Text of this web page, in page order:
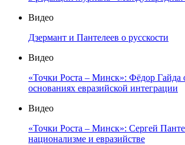
Видео
Дзермант и Пантелеев о русскости
Видео
«Точки Роста – Минск»: Фёдор Гайда
основаниях евразийской интеграции
Видео
«Точки Роста – Минск»: Сергей
национализме и евразийстве